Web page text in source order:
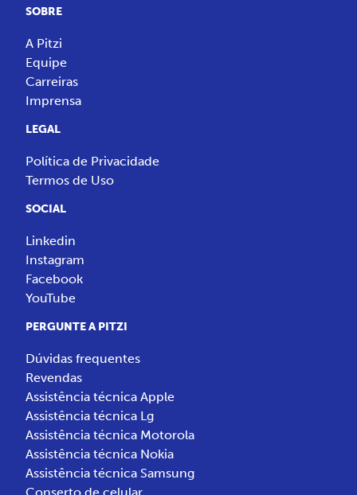
SOBRE
A Pitzi
Equipe
Carreiras
Imprensa
LEGAL
Política de Privacidade
Termos de Uso
SOCIAL
Linkedin
Instagram
Facebook
YouTube
PERGUNTE A PITZI
Dúvidas frequentes
Revendas
Assistência técnica Apple
Assistência técnica Lg
Assistência técnica Motorola
Assistência técnica Nokia
Assistência técnica Samsung